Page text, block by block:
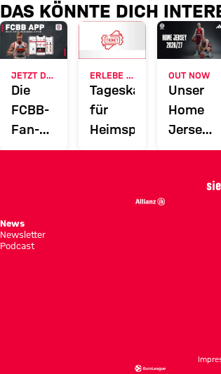
DAS KÖNNTE DICH
JETZT DOWNLOADEN
Die
FCBB-
Fan-
App
ERLEBE DEN FCBB
Tageskarten
für
Heimspiele
OUT NOW
Unser
Home
Jersey
2026/
News
Newsletter
Podcast